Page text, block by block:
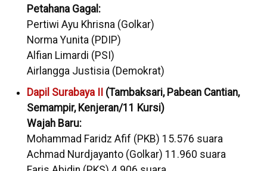
Petahana Gagal:
Pertiwi Ayu Khrisna (Golkar)
Norma Yunita (PDIP)
Alfian Limardi (PSI)
Airlangga Justisia (Demokrat)
Dapil Surabaya II (Tambaksari, Pabean Cantian,
Semampir, Kenjeran/11 Kursi)
Wajah Baru:
Mohammad Faridz Afif (PKB) 15.576 suara
Achmad Nurdjayanto (Golkar) 11.960 suara